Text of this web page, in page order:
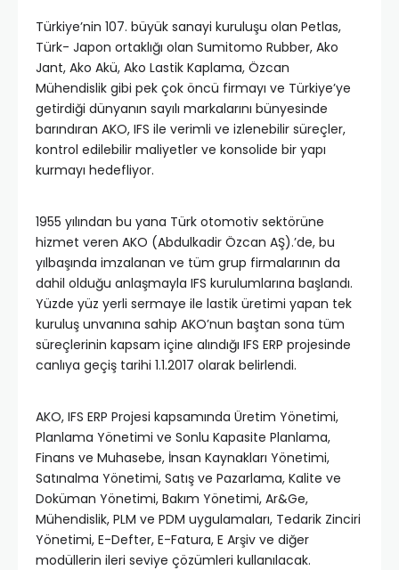
Türkiye’nin 107. büyük sanayi kuruluşu olan Petlas,
Türk- Japon ortaklığı olan Sumitomo Rubber, Ako
Jant, Ako Akü, Ako Lastik Kaplama, Özcan
Mühendislik gibi pek çok öncü firmayı ve Türkiye’ye
getirdiği dünyanın sayılı markalarını bünyesinde
barındıran AKO, IFS ile verimli ve izlenebilir süreçler,
kontrol edilebilir maliyetler ve konsolide bir yapı
kurmayı hedefliyor.
1955 yılından bu yana Türk otomotiv sektörüne
hizmet veren AKO (Abdulkadir Özcan AŞ).’de, bu
yılbaşında imzalanan ve tüm grup firmalarının da
dahil olduğu anlaşmayla IFS kurulumlarına başlandı.
Yüzde yüz yerli sermaye ile lastik üretimi yapan tek
kuruluş unvanına sahip AKO’nun baştan sona tüm
süreçlerinin kapsam içine alındığı IFS ERP projesinde
canlıya geçiş tarihi 1.1.2017 olarak belirlendi.
AKO, IFS ERP Projesi kapsamında Üretim Yönetimi,
Planlama Yönetimi ve Sonlu Kapasite Planlama,
Finans ve Muhasebe, İnsan Kaynakları Yönetimi,
Satınalma Yönetimi, Satış ve Pazarlama, Kalite ve
Doküman Yönetimi, Bakım Yönetimi, Ar&Ge,
Mühendislik, PLM ve PDM uygulamaları, Tedarik Zinciri
Yönetimi, E-Defter, E-Fatura, E Arşiv ve diğer
modüllerin ileri seviye çözümleri kullanılacak.